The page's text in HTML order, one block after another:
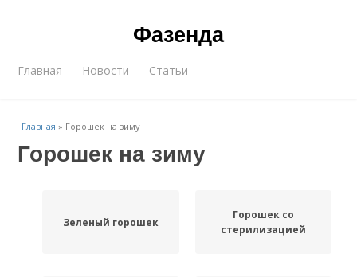
Фазенда
Главная Новости Статьи
Главная » Горошек на зиму
Горошек на зиму
Зеленый горошек
Горошек со
стерилизацией